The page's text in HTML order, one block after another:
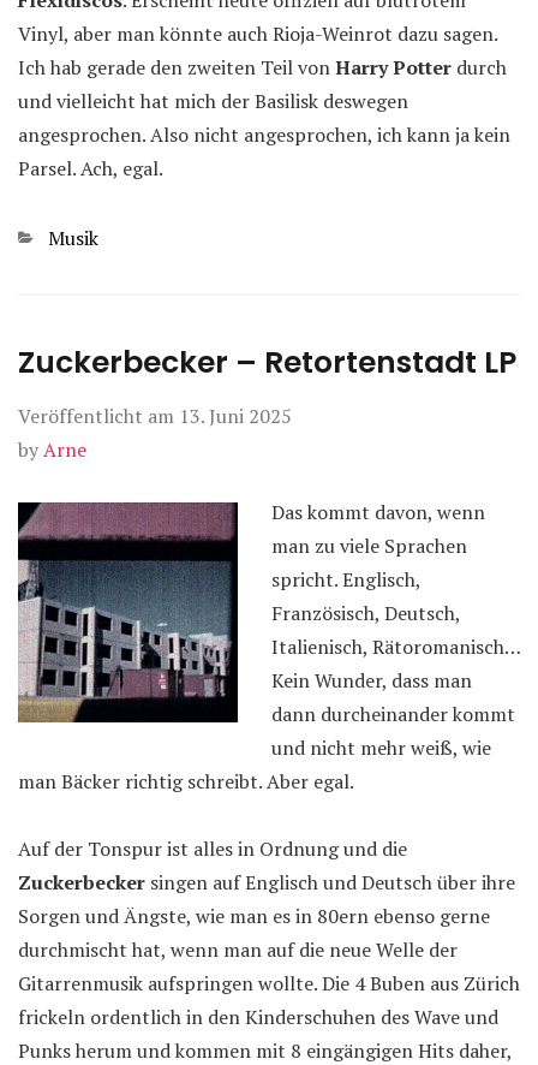
Vinyl, aber man könnte auch Rioja-Weinrot dazu sagen.
Ich hab gerade den zweiten Teil vonHarry Potter durch
und vielleicht hat mich der Basilisk deswegen
angesprochen. Also nicht angesprochen, ich kann ja kein
Parsel. Ach, egal.
Kategorien
Musik
Zuckerbecker – Retortenstadt LP
Veröffentlicht am 13. Juni 2025
byArne
Das kommt davon, wenn
man zu viele Sprachen
spricht. Englisch,
Französisch, Deutsch,
Italienisch, Rätoromanisch…
Kein Wunder, dass man
dann durcheinander kommt
und nicht mehr weiß, wie
man Bäcker richtig schreibt. Aber egal.
Auf der Tonspur ist alles in Ordnung und die
Zuckerbecker singen auf Englisch und Deutsch über ihre
Sorgen und Ängste, wie man es in 80ern ebenso gerne
durchmischt hat, wenn man auf die neue Welle der
Gitarrenmusik aufspringen wollte. Die 4 Buben aus Zürich
frickeln ordentlich in den Kinderschuhen des Wave und
Punks herum und kommen mit 8 eingängigen Hits daher,